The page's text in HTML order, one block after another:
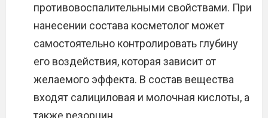
противовоспалительными свойствами. При
нанесении состава косметолог может
самостоятельно контролировать глубину
его воздействия, которая зависит от
желаемого эффекта. В состав вещества
входят салициловая и молочная кислоты, а
также резорцин.